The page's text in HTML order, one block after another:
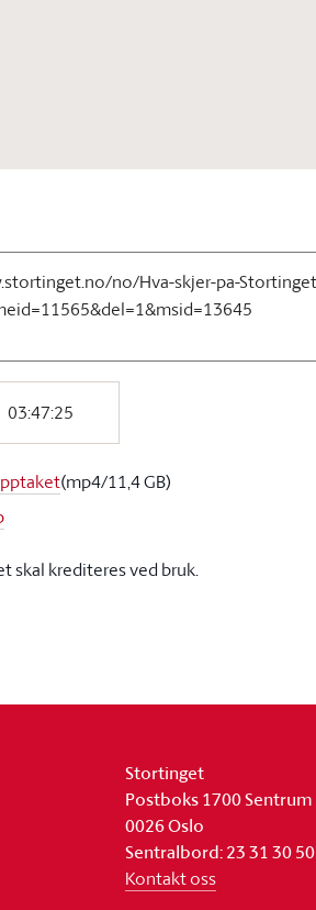
Start ved:
(mp4/11,4 GB)
skal krediteres ved bruk.
Stortinget
Postboks 1700 Sentrum
0026 Oslo
Sentralbord: 23 31 30 50
Kontakt oss